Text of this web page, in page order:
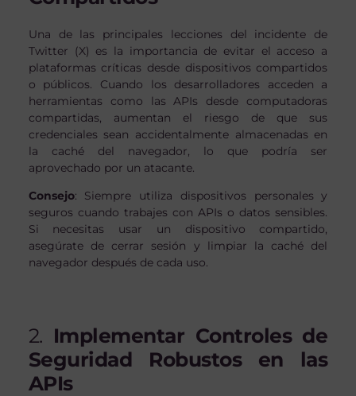
Una de las principales lecciones del incidente de
Twitter (X) es la importancia de evitar el acceso a
plataformas críticas desde dispositivos compartidos
o públicos. Cuando los desarrolladores acceden a
herramientas como las APIs desde computadoras
compartidas, aumentan el riesgo de que sus
credenciales sean accidentalmente almacenadas en
la caché del navegador, lo que podría ser
aprovechado por un atacante.
Consejo: Siempre utiliza dispositivos personales y
seguros cuando trabajes con APIs o datos sensibles.
Si necesitas usar un dispositivo compartido,
asegúrate de cerrar sesión y limpiar la caché del
navegador después de cada uso.
2. Implementar Controles de
Seguridad Robustos en las
APIs